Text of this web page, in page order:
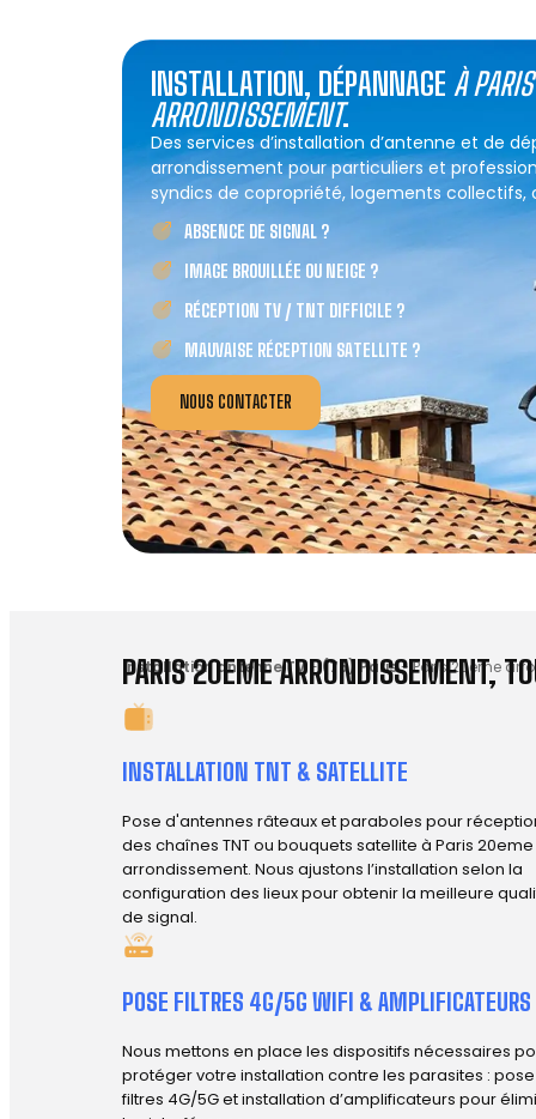
INSTALLATION, DÉPANNAGE À
ARRONDISSEMENT.
Des services d’installation d’antenne et de
arrondissement pour particuliers et
syndics de copropriété, logements collectifs,
ABSENCE DE SIGNAL ?
IMAGE BROUILLÉE OU NEIGE ?
RÉCEPTION TV / TNT DIFFICILE ?
MAUVAISE RÉCEPTION SATELLITE ?
NOUS CONTACTER
Installation antenne TV-(75) Paris- Paris 20eme
PARIS 20EME ARRONDISSEMENT,
INSTALLATION TNT & SATELLITE
Pose d'antennes râteaux et paraboles pour
des chaînes TNT ou bouquets satellite à Paris 20eme
arrondissement. Nous ajustons l’installation selon la
configuration des lieux pour obtenir la meilleure
de signal.
POSE FILTRES 4G/5G WIFI & AMPLIFICATEURS
Nous mettons en place les dispositifs nécessaires
protéger votre installation contre les parasites :
filtres 4G/5G et installation d’amplificateurs pour